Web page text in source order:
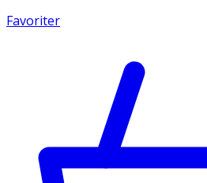
Favoriter